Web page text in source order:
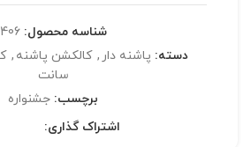
شناسه محصول:406
دسته: پاشنه دار , کالکشن پاشنه ,
سانت
برچسب: جشنواره
اشتراک گذاری: